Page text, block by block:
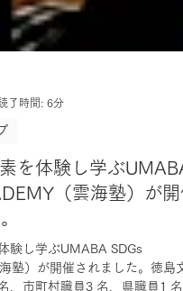
了時間: 6分
を体験し学ぶUMABA